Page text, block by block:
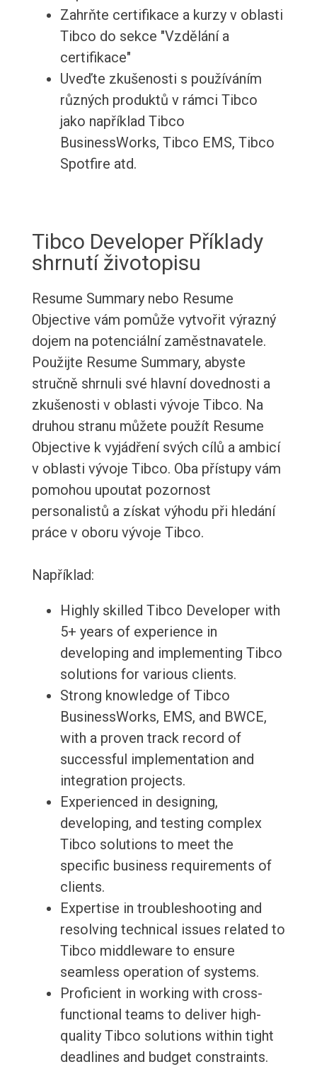
Zahrňte certifikace a kurzy v oblasti
Tibco do sekce "Vzdělání a
certifikace"
Uveďte zkušenosti s používáním
různých produktů v rámci Tibco
jako například Tibco
BusinessWorks, Tibco EMS, Tibco
Spotfire atd.
Tibco Developer Příklady
shrnutí životopisu
Resume Summary nebo Resume
Objective vám pomůže vytvořit výrazný
dojem na potenciální zaměstnavatele.
Použijte Resume Summary, abyste
stručně shrnuli své hlavní dovednosti a
zkušenosti v oblasti vývoje Tibco. Na
druhou stranu můžete použít Resume
Objective k vyjádření svých cílů a ambicí
v oblasti vývoje Tibco. Oba přístupy vám
pomohou upoutat pozornost
personalistů a získat výhodu při hledání
práce v oboru vývoje Tibco.
Například:
Highly skilled Tibco Developer with
5+ years of experience in
developing and implementing Tibco
solutions for various clients.
Strong knowledge of Tibco
BusinessWorks, EMS, and BWCE,
with a proven track record of
successful implementation and
integration projects.
Experienced in designing,
developing, and testing complex
Tibco solutions to meet the
specific business requirements of
clients.
Expertise in troubleshooting and
resolving technical issues related to
Tibco middleware to ensure
seamless operation of systems.
Proficient in working with cross-
functional teams to deliver high-
quality Tibco solutions within tight
deadlines and budget constraints.